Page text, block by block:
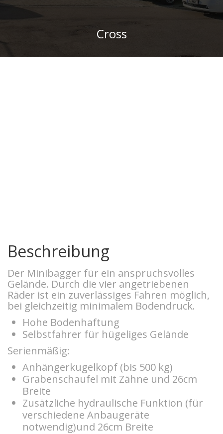
Cross
Beschreibung
Der Minibagger für ein anspruchsvolles
Gelände. Durch die vier angetriebenen
Räder ist ein zuverlässiges Fahren möglich,
bei gleichzeitig minimalem Bodendruck.
Hohe Bodenhaftung
Selbstfahrer für hügeliges Gelände
Serienmäßig:
Anhängerkugelkopf (bis 500 kg)
Grabenschaufel mit Zähne und 26cm
Breite
Zusätzliche hydraulische Funktion (für
verschiedene Anbaugeräte
notwendig)und 26cm Breite